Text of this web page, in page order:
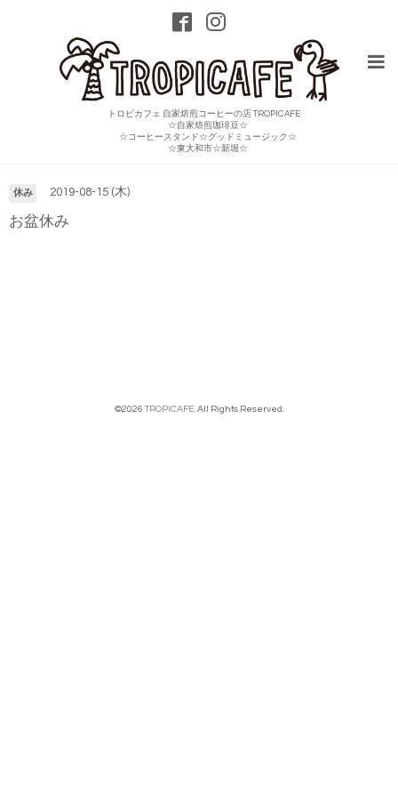
トロピカフェ 自家焙煎コーヒーの店 TROPICAFE
☆自家焙煎珈琲豆☆
☆コーヒースタンド☆グッドミュージック☆
☆東大和市☆新堀☆
休み 2019-08-15 (木)
お盆休み
©2026TROPICAFE . All Rights Reserved.